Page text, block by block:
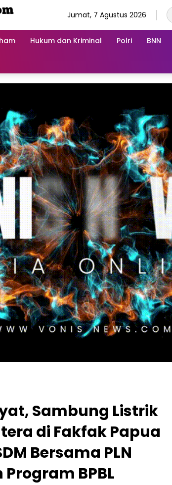
Jumat, 7 Agustus 2026
Hukum dan Kriminal Polri BNN
Sambung Listrik
di Fakfak Papua
Bersama PLN
BPBL